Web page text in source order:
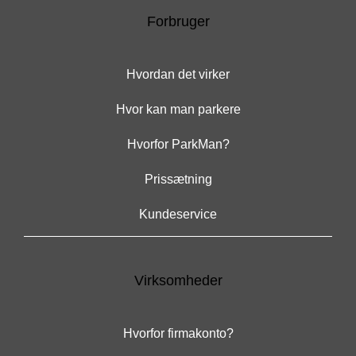
Forbruger
Hvordan det virker
Hvor kan man parkere
Hvorfor ParkMan?
Prissætning
Kundeservice
Virksomheder
Hvorfor firmakonto?